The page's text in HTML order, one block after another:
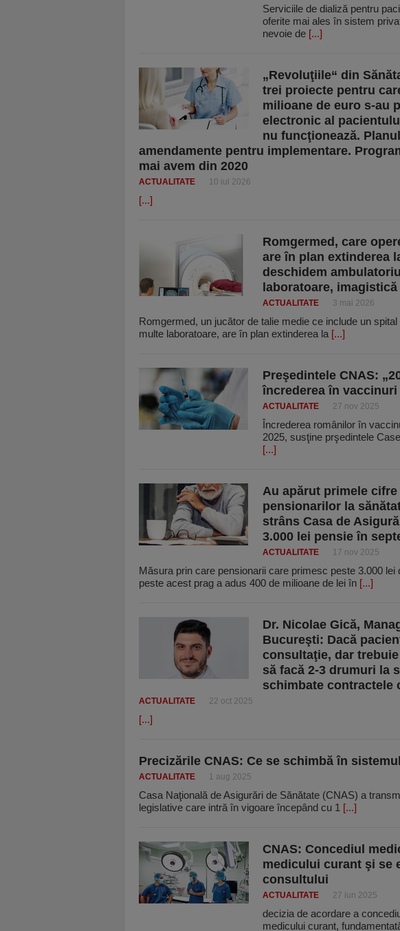
Serviciile de dializă pentru
oferite mai ales în sistem
nevoie de [...]
„Revoluţiile“ din
trei proiecte pentru
milioane de euro s-au
electronic al
nu funcţionează.
amendamente pentru implementare.
mai avem din 2020
ACTUALITATE 10 iul 2026
[...]
Romgermed, care
are în plan extinderea
deschidem
laboratoare,
ACTUALITATE 3 mai 2026
Romgermed, un jucător de talie medie ce include un
multe la­boratoare, are în plan extinderea la [...]
Preşedintele CNAS:
încrederea în
ACTUALITATE 27 nov 2025
Încrederea românilor în
2025, susţine prşedintele
[...]
Au apărut primele
pensionarilor la
strâns Casa de
3.000 lei pensie în
ACTUALITATE 17 nov 2025
Măsura prin care pensionarii care primesc peste 3.000
peste acest prag a adus 400 de milioane de lei în [...]
Dr. Nicolae Gică,
Bucureşti: Dacă
consultaţie, dar
să facă 2-3 drumuri la
schimbate contractele
ACTUALITATE 22 oct 2025
[...]
Precizările CNAS: Ce se schimbă în
ACTUALITATE 1 aug 2025
Casa Naţională de Asigurări de Sănătate (CNAS) a
legislative care intră în vigoare începând cu 1 [...]
CNAS: Concediul
medicului curant şi se
consultului
ACTUALITATE 27 iun 2025
decizia de acordare a
medicului curant,